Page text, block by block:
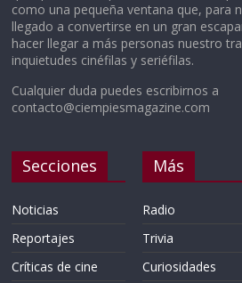
como una pequeña ventana que, para
llegado a convertirse en un gran
hacer llegar a más personas nuestro
inquietudes cinéfilas y seriéfilas.
Cualquier duda puedes escribirnos a
contacto@ciempiesmagazine.com
Secciones
Noticias
Reportajes
Críticas de cine
Más
Radio
Trivia
Curiosidades